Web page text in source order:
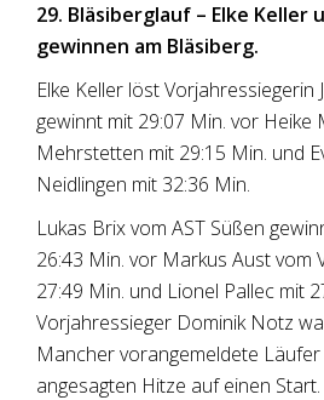
29. Bläsiberglauf – Elke Keller
gewinnen am Bläsiberg.
Elke Keller löst Vorjahressiegerin
gewinnt mit 29:07 Min. vor Heike
Mehrstetten mit 29:15 Min. und
Neidlingen mit 32:36 Min.
Lukas Brix vom AST Süßen
26:43 Min. vor Markus Aust vom
27:49 Min. und Lionel Pallec mit
Vorjahressieger Dominik Notz
Mancher vorangemeldete
angesagten Hitze auf einen Start.